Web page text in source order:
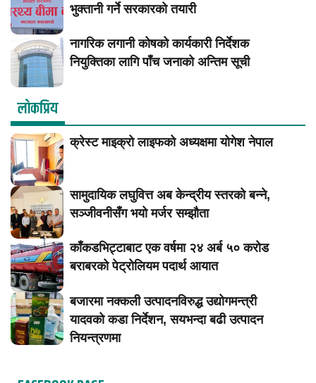
भुक्तानी गर्ने सरकारको तयारी
नागरिक लगानी कोषको कार्यकारी निर्देशक
नियुक्तिका लागि पाँच जनाको अन्तिम सूची
लाेकप्रिय
क्रेस्ट माइक्रो लाइफको अध्यक्षमा योगेश नेपाल
सामुदायिक लघुवित्त अब केन्द्रीय स्तरको बन्ने,
सञ्जीवनीसँग भयो मर्जर सम्झौता
काँकडभिट्टाबाट एक वर्षमा २४ अर्ब ५० करोड
बराबरको पेट्रोलियम पदार्थ आयात
बजारमा नक्कली उत्पादनविरुद्ध उद्योगमन्त्री
यादवको कडा निर्देशन, सयभन्दा बढी उत्पादन
नियन्त्रणमा